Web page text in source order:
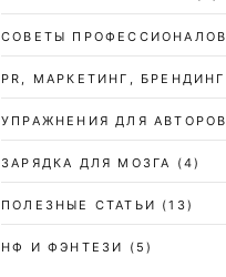
СОВЕТЫ ПРОФЕССИОНАЛОВ
PR, МАРКЕТИНГ, БРЕНДИНГ
УПРАЖНЕНИЯ ДЛЯ АВТОРОВ
ЗАРЯДКА ДЛЯ МОЗГА (4)
ПОЛЕЗНЫЕ СТАТЬИ (13)
НФ И ФЭНТЕЗИ (5)